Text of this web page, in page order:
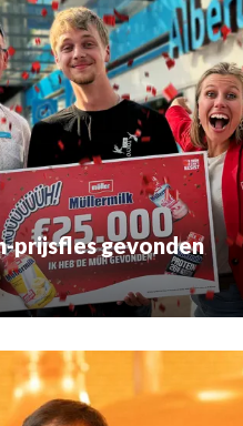
prijsfles gevonden